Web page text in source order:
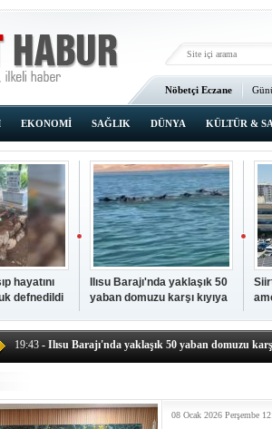
Nöbetçi Eczane
Ana Sayfa
EKONOMİ SAĞLIK DÜNYA KÜLTÜR &
hayatını
defnedildi
Ilısu Barajı'nda yaklaşık 50
yaban domuzu karşı kıyıya
- OKUMAK İÇİN TIKLAYIN
19:43 - Ilısu Barajı'nda yaklaşık 50 yaban domuzu
19:42- Hacıoğlu: UMKE ekipleri bilgi, cesaret ve
19:08- HÜDA PAR Şırnak il başkanı Yalçın:
istiyor
19:06- Öter: Maneviyatı ve ahlaki yapıyı bozan en
08 Ocak 2026 Perşembe